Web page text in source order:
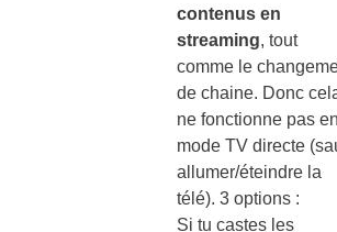
contenus en
streaming, tout
comme le
de chaine. Donc
ne fonctionne pas en
mode TV directe
allumer/éteindre la
télé). 3 options :
Si tu castes les